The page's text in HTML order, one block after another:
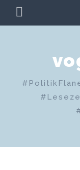
Zum
Inhalt MENÜ